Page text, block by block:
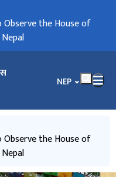
भाषा चयन गर्नुहोस्
NEP
the House of
the House of